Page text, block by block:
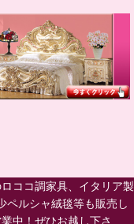
ココ調家具、イタリア製
ペルシャ絨毯等も販売し
中！ぜひお越し下さ